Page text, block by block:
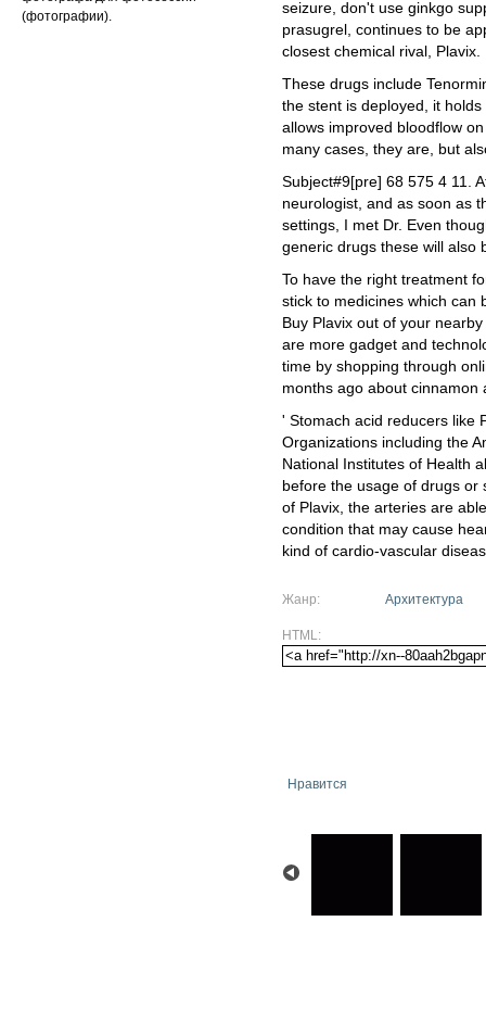
(фотографии).
seizure, don't use ginkgo
prasugrel, continues to be
closest chemical rival, Plavix.
These drugs include
the stent is deployed, it
allows improved bloodflow
many cases, they are, but
Subject#9[pre] 68 575 4 11.
neurologist, and as soon as
settings, I met Dr. Even
generic drugs these will also
To have the right treatment
stick to medicines which can
Buy Plavix out of your
are more gadget and
time by shopping through
months ago about cinnamon
' Stomach acid reducers like
Organizations including the
National Institutes of Health
before the usage of drugs or
of Plavix, the arteries are
condition that may cause
kind of cardio-vascular
Жанр: Архитектура
HTML:
Нравится